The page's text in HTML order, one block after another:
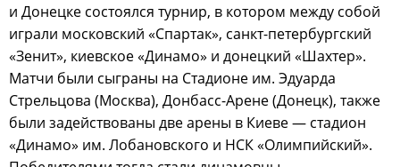
и Донецке состоялся турнир, в котором между собой
играли московский «Спартак», санкт-петербургский
«Зенит», киевское «Динамо» и донецкий «Шахтер».
Матчи были сыграны на Стадионе им. Эдуарда
Стрельцова (Москва), Донбасс-Арене (Донецк), также
были задействованы две арены в Киеве — стадион
«Динамо» им. Лобановского и НСК «Олимпийский».